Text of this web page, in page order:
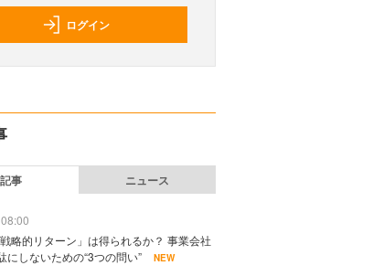
ログイン
記事 ニュース
略的リターン」は得られるか？ 事業会社
にしないための“3つの問い”
NEW